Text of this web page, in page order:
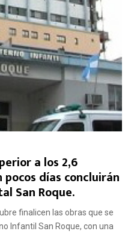
a los 2,6
días concluirán
San Roque.
finalicen las obras que se
Infantil San Roque, con una